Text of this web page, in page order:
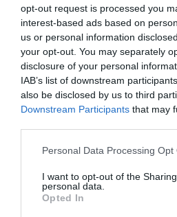
opt-out request is processed you
interest-based ads based on
us or personal information
your opt-out. You may separately
disclosure of your personal
IAB’s list of downstream
also be disclosed by us to third
Downstream Participants that may
Personal Data Processing Opt
I want to opt-out of the
personal data.
Opted In
19.06.2026 20:45 di Redazione
Cristiano Lucarelli con un messaggio
salutato l'amico Igor Protti: dedica da
Livorno